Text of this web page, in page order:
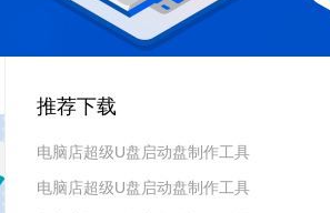
推荐下载
电脑店超级U盘启动盘制作工具
v7.5_2606
电脑店超级U盘启动盘制作工具